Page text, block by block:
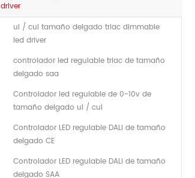
driver
ul / cul tamaño delgado triac dimmable
led driver
controlador led regulable triac de tamaño
delgado saa
Controlador led regulable de 0-10v de
tamaño delgado ul / cul
Controlador LED regulable DALI de tamaño
delgado CE
Controlador LED regulable DALI de tamaño
delgado SAA